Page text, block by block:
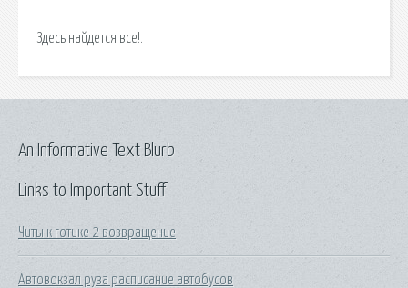
Здесь найдется все!.
Links to Important Stuff
Читы к готике 2 возвращение
Автовокзал руза расписание автобусов
An Informative Text Blurb